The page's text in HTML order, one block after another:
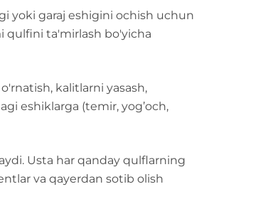
yoki garaj eshigini ochish uchun
qulfini ta'mirlash bo'yicha
kalitlarni yasash,
eshiklarga (temir, yog’och,
Usta har qanday qulflarning
va qayerdan sotib olish